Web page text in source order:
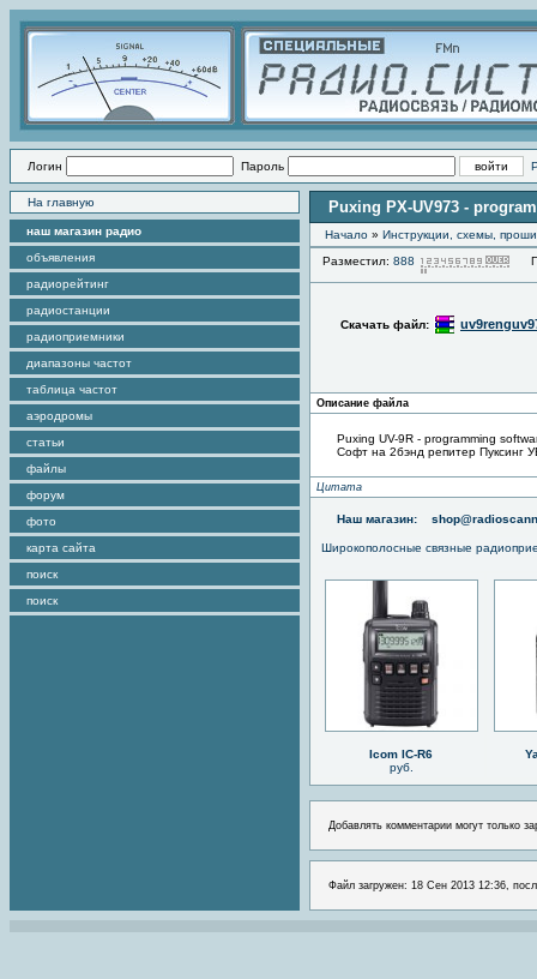
Логин Пароль
На главную
наш магазин радио
объявления
радиорейтинг
радиостанции
радиоприемники
диапазоны частот
таблица частот
аэродромы
статьи
файлы
форум
фото
карта сайта
поиск
поиск
Puxing PX-UV973 -
Начало » Инструкции, схемы,
Разместил: 888
Скачать файл:
Описание файла
Puxing UV-9R - programming
Софт на 2бэнд репитер Пуксинг
Цитата
Наш магазин:
Широкополосные связные
Icom IC-R6
руб.
Добавлять комментарии могут только
Файл загружен: 18 Сен 2013 12:36,